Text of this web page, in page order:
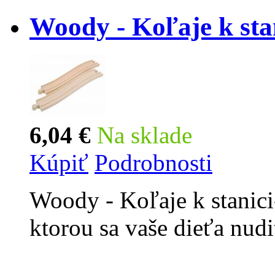
Woody - Koľaje k
6,04 € Na sklade
Kúpiť Podrobnosti
Woody - Koľaje k
ktorou sa vaše dieťa